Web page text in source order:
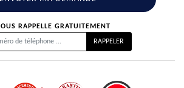
RAPPELLE GRATUITEMENT